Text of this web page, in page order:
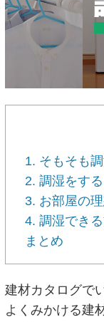
1. そもそも
2. 調湿をす
3. お部屋の
4. 調湿でき
まとめ
建材カタログで
よくみかける建